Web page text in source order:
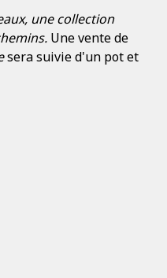
une collection
Une vente de
sera suivie d'un pot et